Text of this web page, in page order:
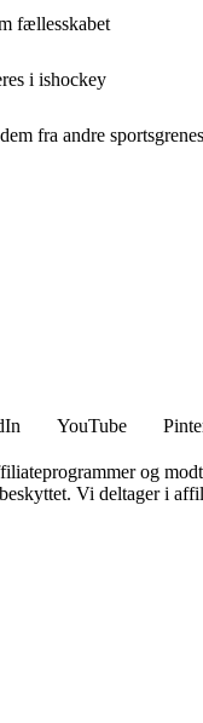
fællesskabet
i ishockey
fra andre
YouTube
og
Vi deltager i